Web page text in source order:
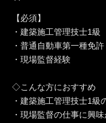
【必須】
・建築施工管理技士1級
・普通自動車第一種免許
・現場監督経験
◇こんな方におすすめ
・建築施工管理技士1級
・現場監督の仕事に興